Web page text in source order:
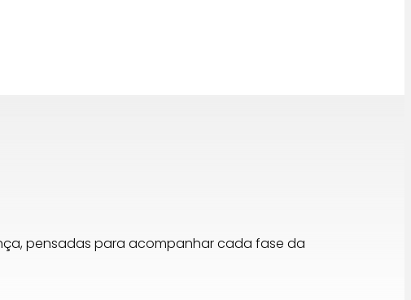
pensadas para acompanhar cada fase da